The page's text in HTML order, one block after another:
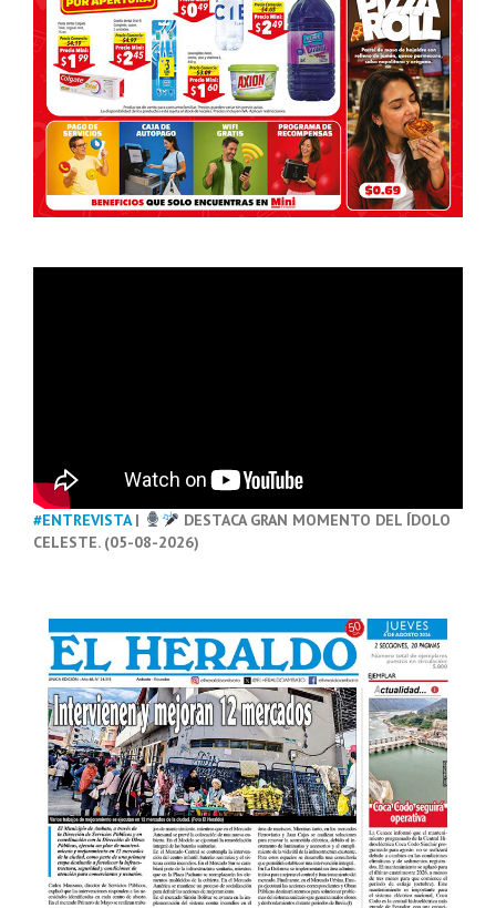
#ENTREVISTA|
DESTACA GRAN MOMENTO DEL ÍDOLO
CELESTE. (05-08-2026)